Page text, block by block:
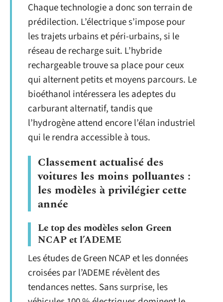
Chaque technologie a donc son terrain de
prédilection. L’électrique s’impose pour
les trajets urbains et péri-urbains, si le
réseau de recharge suit. L’hybride
rechargeable trouve sa place pour ceux
qui alternent petits et moyens parcours. Le
bioéthanol intéressera les adeptes du
carburant alternatif, tandis que
l’hydrogène attend encore l’élan industriel
qui le rendra accessible à tous.
Classement actualisé des
voitures les moins polluantes :
les modèles à privilégier cette
année
Le top des modèles selon Green
NCAP et l’ADEME
Les études de Green NCAP et les données
croisées par l’ADEME révèlent des
tendances nettes. Sans surprise, les